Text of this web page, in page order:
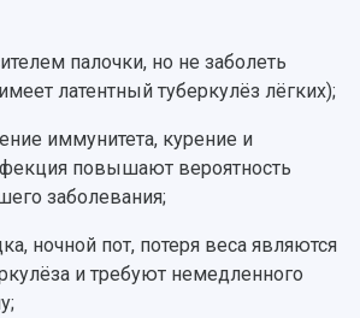
полигон
курсы
COVID-19
разработки
проектов и грантов
"Молодой учёный"
исследовательской
университета
издания
конференциях
палочки, но не заболеть
латентный туберкулёз лёгких);
иммунитета, курение и
повышают вероятность
заболевания;
ночной пот, потеря веса являются
и требуют немедленного